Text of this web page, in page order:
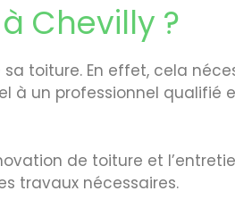
Chevilly ?
toiture. En effet, cela
à un professionnel qualifié
de toiture et
travaux nécessaires.